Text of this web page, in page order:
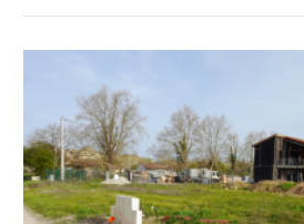
Plus de détails